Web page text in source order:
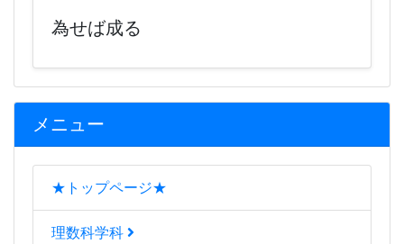
為せば成る
メニュー
★トップページ★
理数科学科